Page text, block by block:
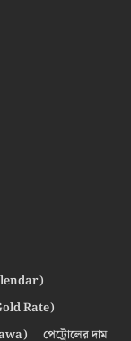
Rate)
পেট্রোলের দাম